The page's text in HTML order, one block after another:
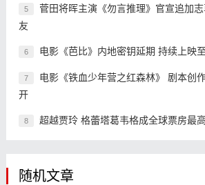
5
菅田将晖主演《勿言推理》官宣追加
友
6 电影《芭比》内地密钥延期 持续上映
7
电影《铁血少年营之红森林》 剧本创
开
8 超越贾玲 格蕾塔葛韦格成全球票房最
随机文章